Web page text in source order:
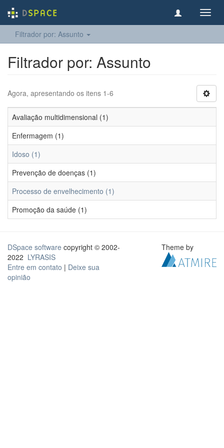
Filtrador por: Assunto
Filtrador por: Assunto
Agora, apresentando os itens 1-6
Avaliação multidimensional (1)
Enfermagem (1)
Idoso (1)
Prevenção de doenças (1)
Processo de envelhecimento (1)
Promoção da saúde (1)
DSpace software copyright © 2002-
2022 LYRASIS
Entre em contato | Deixe sua
opinião
Theme by